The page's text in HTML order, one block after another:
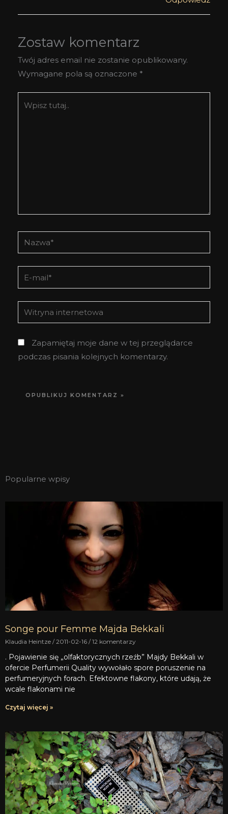
Zostaw komentarz
Twój adres email nie zostanie opublikowany.
Wymagane pola są oznaczone *
tutaj..
Nazwa*
E-
mail*
Witryna
internetowa
Zapamiętaj moje dane w tej przeglądarce
podczas pisania kolejnych komentarzy.
Popularne wpisy
Songe pour Femme Majda Bekkali
Klaudia Heintze 2011-02-16 12 komentarzy
. Pojawienie się „olfaktorycznych rzeźb” Majdy Bekkali w
ofercie Perfumerii Quality wywołało spore poruszenie na
perfumeryjnych forach. Efektowne flakony, które udają, że
wcale flakonami nie
Czytaj więcej »